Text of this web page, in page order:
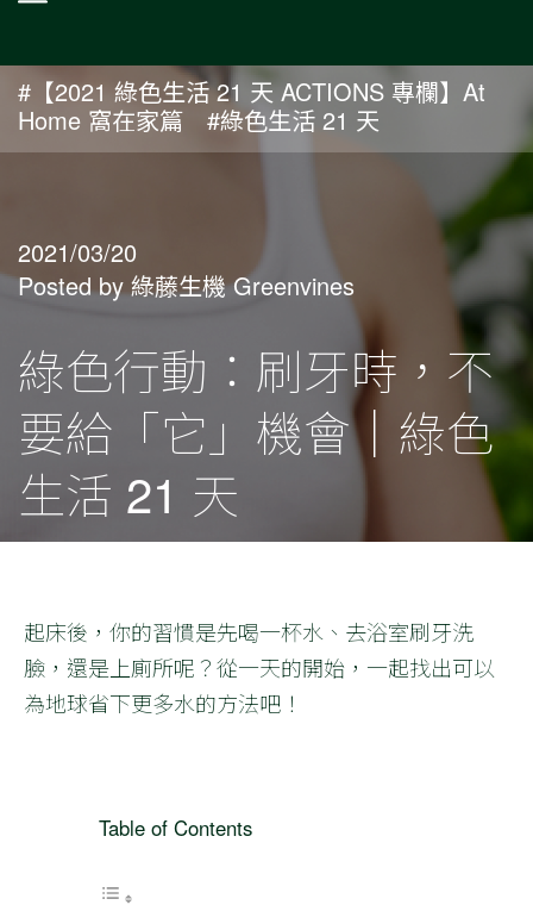
2021/03/20
Posted by 綠藤生機 Greenvines
#【2021 綠色生活 21 天 ACTIONS 專欄】At
Home 窩在家篇
#綠色生活 21 天
綠色行動：刷牙時，不
要給「它」機會｜綠色
生活 21 天
起床後，你的習慣是先喝一杯水、去浴室刷牙洗
臉，還是上廁所呢？從一天的開始，一起找出可以
為地球省下更多水的方法吧！
Table of Contents